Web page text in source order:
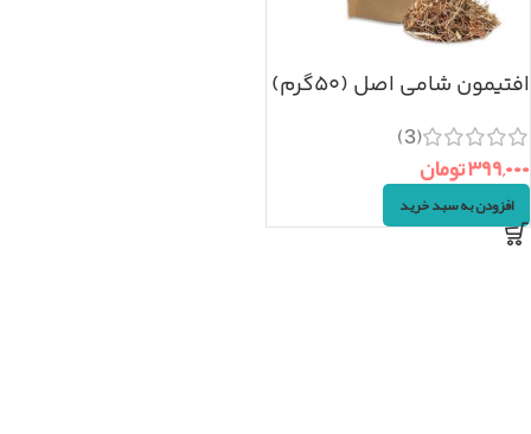
افتیمون شامی اصل (۵۰گرم)
(3)
۳۹۹,۰۰۰تومان
افزودن به سبد خرید